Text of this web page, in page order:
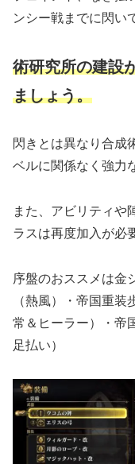
ンシー戦までに閃い
術研究所の建設
ましょう。
閃きとは異なり合成
ベルに関係なく強力
また、アビリティや
ラスは再度加入が必
序盤のおススメは金
（熱風）・帝国重
常＆ヒーラー）・帝
足払い）